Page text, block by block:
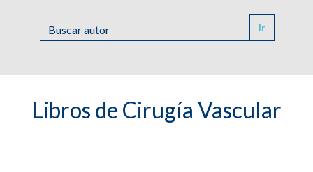
Ir
Libros de Cirugía Vascular